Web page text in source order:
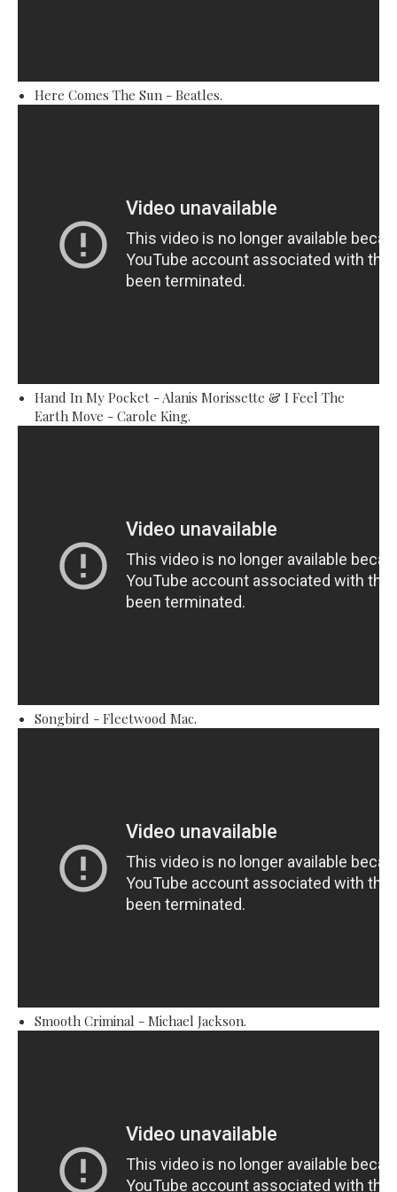
Here Comes The Sun - Beatles.
Hand In My Pocket - Alanis Morissette & I Feel The
Earth Move - Carole King.
Songbird - Fleetwood Mac.
Smooth Criminal - Michael Jackson.